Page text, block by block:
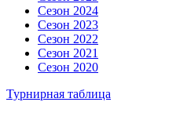
Сезон 2024
Сезон 2023
Сезон 2022
Сезон 2021
Сезон 2020
Турнирная таблица